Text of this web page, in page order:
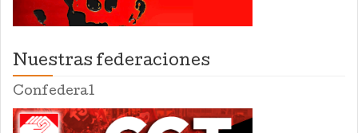
Nuestras federaciones
Confederal